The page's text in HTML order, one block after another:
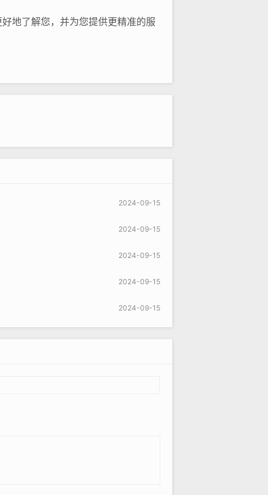
地了解您，并为您提供更精准的服
2024-09-15
2024-09-15
2024-09-15
2024-09-15
2024-09-15